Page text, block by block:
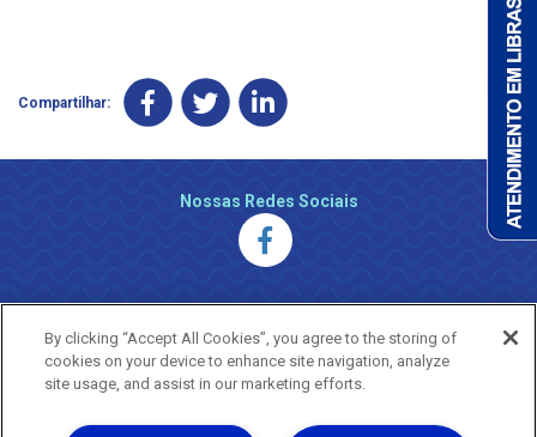
Compartilhar:
Nossas Redes Sociais
By clicking “Accept All Cookies”, you agree to the storing of
cookies on your device to enhance site navigation, analyze
site usage, and assist in our marketing efforts.